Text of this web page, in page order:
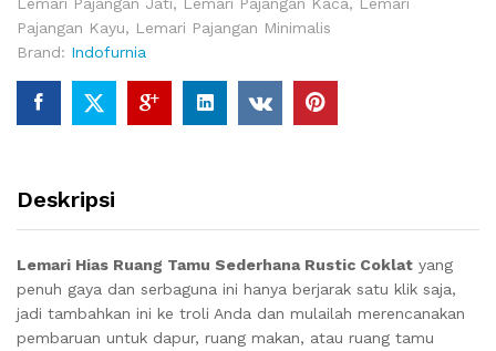
Pajangan Kayu, Lemari Pajangan Minimalis
Brand: Indofurnia
Deskripsi
Lemari Hias Ruang Tamu Sederhana Rustic Coklat yang
penuh gaya dan serbaguna ini hanya berjarak satu klik saja,
jadi tambahkan ini ke troli Anda dan mulailah merencanakan
pembaruan untuk dapur, ruang makan, atau ruang tamu